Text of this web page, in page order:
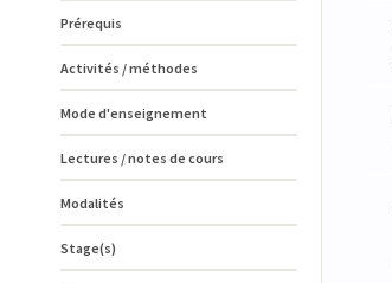
Prérequis
Activités / méthodes
Mode d'enseignement
Lectures / notes de cours
Modalités
Stage(s)